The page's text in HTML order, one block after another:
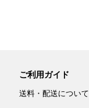
ご利用ガイド
送料・配送について